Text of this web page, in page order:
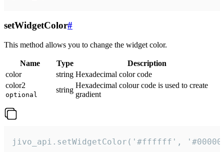
setWidgetColor#
This method allows you to change the widget color.
Name Type
Description
color
string Hexadecimal color code
color2
optional
string
Hexadecimal colour code is used to create
gradient
jivo_api.setWidgetColor('#ffffff',